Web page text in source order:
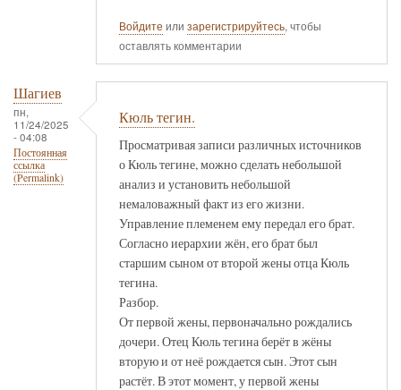
Войдите или зарегистрируйтесь, чтобы
оставлять комментарии
Шагиев
пн,
11/24/2025
- 04:08
Постоянная
ссылка
(Permalink)
Кюль тегин.
Просматривая записи различных источников
о Кюль тегине, можно сделать небольшой
анализ и установить небольшой
немаловажный факт из его жизни.
Управление племенем ему передал его брат.
Согласно иерархии жён, его брат был
старшим сыном от второй жены отца Кюль
тегина.
Разбор.
От первой жены, первоначально рождались
дочери. Отец Кюль тегина берёт в жёны
вторую и от неё рождается сын. Этот сын
растёт. В этот момент, у первой жены